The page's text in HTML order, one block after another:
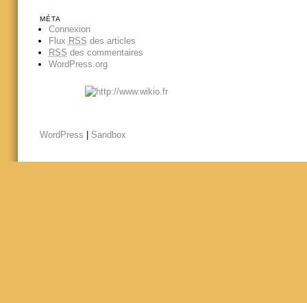
MÉTA
Connexion
Flux RSS des articles
RSS des commentaires
WordPress.org
WordPress Sandbox